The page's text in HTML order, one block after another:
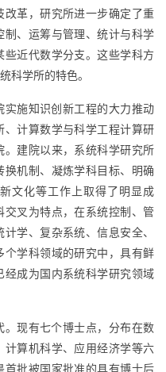
革，研究所进一步确定了重
制、运筹与管理、统计与科学
近代数学分支。这些学科方
科学所的特色。
实施知识创新工程的大力推动
、计算数学与科学工程计算研
。建院以来，系统科学研究所
机制、凝炼学科目标、明确
文化等工作上取得了明显成
叉为特点，在系统控制、管
学、复杂系统、信息安全、
个学科领域的研究中，具有鲜
经成为国内系统科学研究领域
。现有七个博士点，分布在数
算机科学、应用经济学等六
批被国家批准的具有博士后